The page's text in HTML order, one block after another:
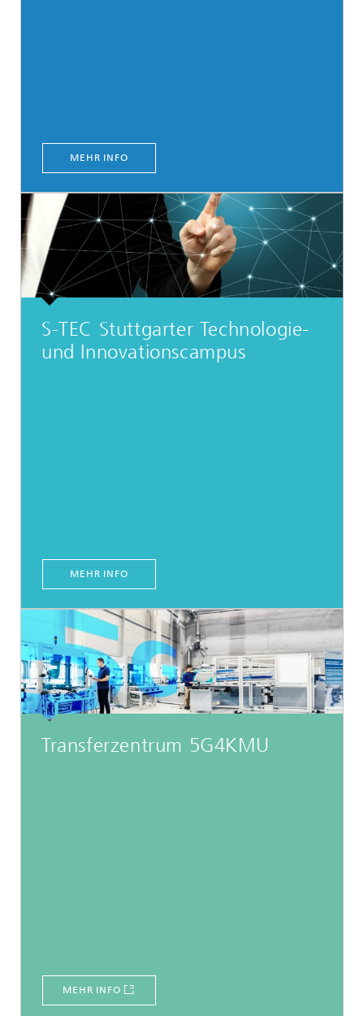
MEHR INFO
S-TEC Stuttgarter Technologie-
und Innovationscampus
MEHR INFO
Transferzentrum 5G4KMU
MEHR INFO